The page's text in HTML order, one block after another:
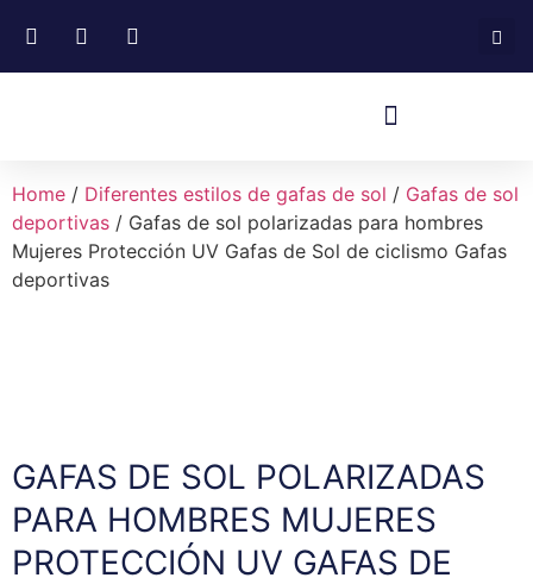
Home / Diferentes estilos de gafas de sol / Gafas de sol
deportivas / Gafas de sol polarizadas para hombres
Mujeres Protección UV Gafas de Sol de ciclismo Gafas
deportivas
GAFAS DE SOL POLARIZADAS
PARA HOMBRES MUJERES
PROTECCIÓN UV GAFAS DE